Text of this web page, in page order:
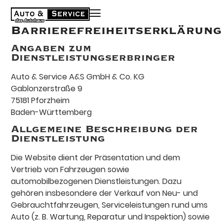
Angaben zum
Dienstleistungserbringer
Auto & Service A&S GmbH & Co. KG
Gablonzerstraße 9
75181 Pforzheim
Baden-Württemberg
Allgemeine Beschreibung der
Dienstleistung
Die Website dient der Präsentation und dem
Vertrieb von Fahrzeugen sowie
automobilbezogenen Dienstleistungen. Dazu
gehören insbesondere der Verkauf von Neu- und
Gebrauchtfahrzeugen, Serviceleistungen rund ums
Auto (z. B. Wartung, Reparatur und Inspektion) sowie